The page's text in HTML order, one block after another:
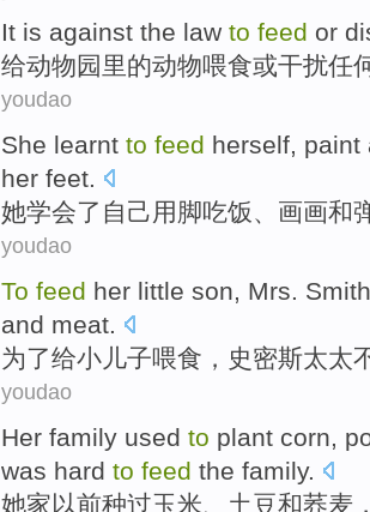
It is against the law to feed or
给动物园里的动物喂食或干扰任
youdao
She learnt to feed herself, paint
her feet.
她学会了自己用脚吃饭、画画和
youdao
To feed her little son, Mrs.
and meat.
为了给小儿子喂食，史密斯太太
youdao
Her family used to plant corn,
was hard to feed the family.
她家以前种过玉米、土豆和荞麦